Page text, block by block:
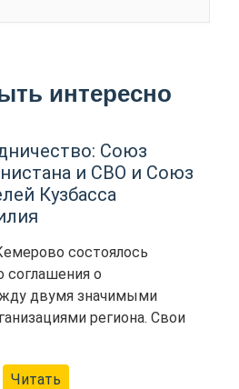
интересно
Союз
и СВО и Союз
Кузбасса
состоялось
соглашения о
двумя значимыми
региона. Свои
Читать